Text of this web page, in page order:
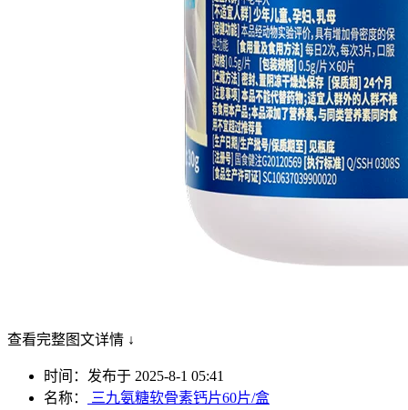
查看完整图文详情 ↓
时间：发布于 2025-8-1 05:41
名称：
三九氨糖软骨素钙片60片/盒